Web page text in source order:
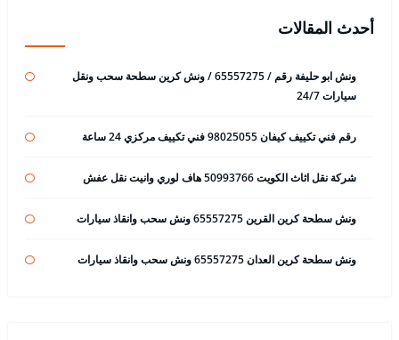
أحدث المقالات
ونش ابو حليفة رقم / 65557275 / ونش كرين سطحة سحب ونقل
سيارات 24/7
رقم فني تكييف كيفان 98025055 فني تكييف مركزي 24 ساعة
شركة نقل اثاث الكويت 50993766 هاف لوري وانيت نقل عفش
ونش سطحة كرين القرين 65557275 ونش سحب وانقاذ سيارات
ونش سطحة كرين العدان 65557275 ونش سحب وانقاذ سيارات